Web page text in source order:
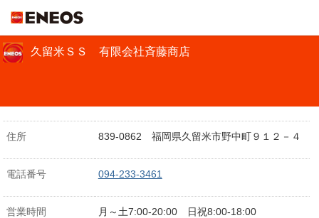
久留米ＳＳ 有限会社斉藤商店
住所 839-0862 福岡県久留米市野中町９１２－４
電話番号 094-233-3461
営業時間 月～土7:00-20:00 日祝8:00-18:00